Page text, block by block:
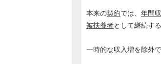
本来の契約では、 年間
被扶養者として継続す
一時的な収入増を除外